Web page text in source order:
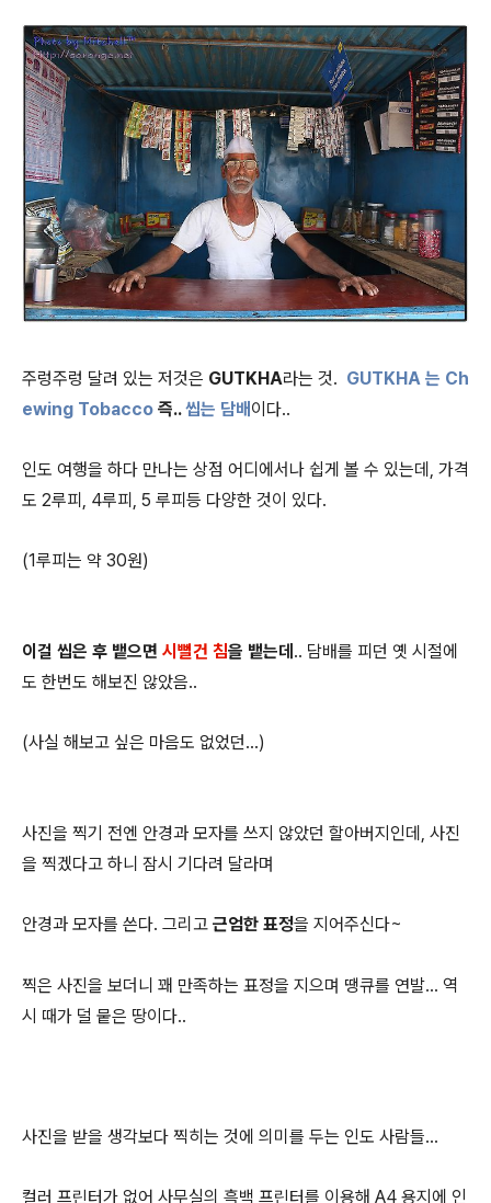
주렁주렁 달려 있는 저것은 GUTKHA라는 것. GUTKHA 는 Ch
ewing Tobacco 즉..씹는 담배 이다..
인도 여행을 하다 만나는 상점 어디에서나 쉽게 볼 수 있는데, 가격
도 2루피, 4루피, 5 루피등 다양한 것이 있다.
(1루피는 약 30원)
이걸 씹은 후 뱉으면 시뻘건 침을 뱉는데 .. 담배를 피던 옛 시절에
도 한번도 해보진 않았음..
(사실 해보고 싶은 마음도 없었던...)
사진을 찍기 전엔 안경과 모자를 쓰지 않았던 할아버지인데, 사진
을 찍겠다고 하니 잠시 기다려 달라며
안경과 모자를 쓴다. 그리고 근엄한 표정을 지어주신다~
찍은 사진을 보더니 꽤 만족하는 표정을 지으며 땡큐를 연발... 역
시 때가 덜 뭍은 땅이다..
사진을 받을 생각보다 찍히는 것에 의미를 두는 인도 사람들...
컬러 프린터가 없어 사무실의 흑백 프린터를 이용해 A4 용지에 인